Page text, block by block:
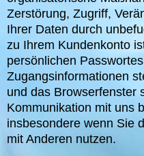
Zerstörung, Zugriff,
Ihrer Daten durch
zu Ihrem Kundenkonto
persönlichen
Zugangsinformationen
und das Browserfenster
Kommunikation mit uns
insbesondere wenn Sie
mit Anderen nutzen.